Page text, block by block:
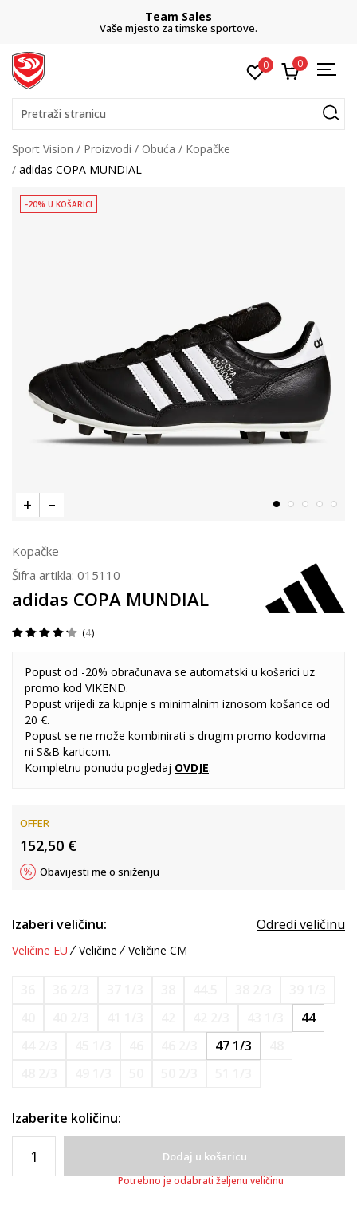
Team Sales
Vaše mjesto za timske sportove.
0 0
Pretraži stranicu
Sport Vision Proizvodi Obuća
Kopačke
adidas COPA MUNDIAL
-20% U KOŠARICI
Kopačke
Šifra artikla: 015110
adidas COPA MUNDIAL
4
Popust od -20% obračunava se automatski u košarici uz
promo kod VIKEND.
Popust vrijedi za kupnje s minimalnim iznosom košarice od
20 €.
Popust se ne može kombinirati s drugim promo kodovima
ni S&B karticom.
Kompletnu ponudu pogledaj OVDJE.
OFFER
152,50 €
Obavijesti me o sniženju
Izaberi veličinu: Odredi veličinu
Veličine EU Veličine Veličine CM
44
47 1/3
Izaberite količinu:
Dodaj u košaricu
Potrebno je odabrati željenu veličinu